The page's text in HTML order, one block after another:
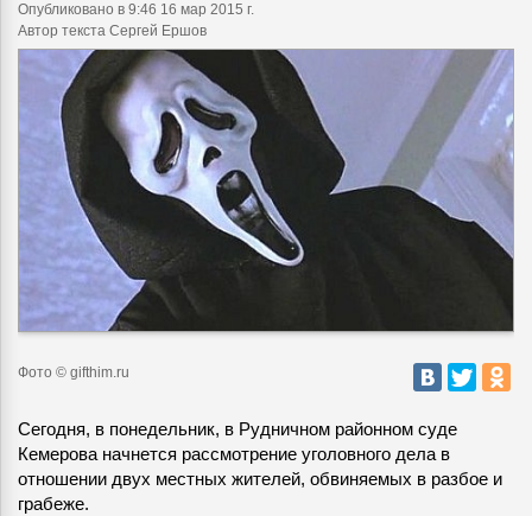
Опубликовано в 9:46 16 мар 2015 г.
Автор текста Сергей Ершов
Фото © gifthim.ru
Сегодня, в понедельник, в Рудничном районном суде
Кемерова начнется рассмотрение уголовного дела в
отношении двух местных жителей, обвиняемых в разбое и
грабеже.